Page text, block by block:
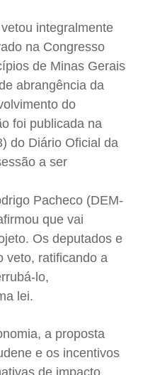
integralmente
na Congresso
de Minas Gerais
abrangência da
do
foi publicada na
do Diário Oficial da
a ser
Pacheco (DEM-
que vai
Os deputados e
veto, ratificando a
lo,
lei.
a proposta
e os incentivos